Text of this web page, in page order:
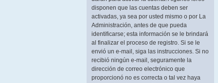
disponen que las cuentas deben ser
activadas, ya sea por usted mismo o por La
Administración, antes de que pueda
identificarse; esta información se le brindará
al finalizar el proceso de registro. Si se le
envió un e-mail, siga las instrucciones. Si no
recibió ningún e-mail, seguramente la
dirección de correo electrónico que
proporcionó no es correcta o tal vez haya